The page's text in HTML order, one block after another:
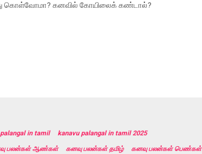
கொள்வோமா? கனவில் கோயிலைக் கண்டால்?
in tamil
kanavu palangal in tamil 2025
பலன்கள் ஆண்கள் கனவு பலன்கள் தமிழ்
கனவு பலன்கள் பெண்கள்